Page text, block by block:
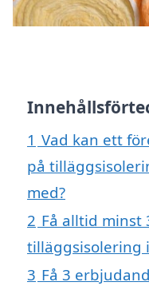
1 Vad kan ett
på
med?
2 Få alltid
tilläggsisolering
3 Få 3